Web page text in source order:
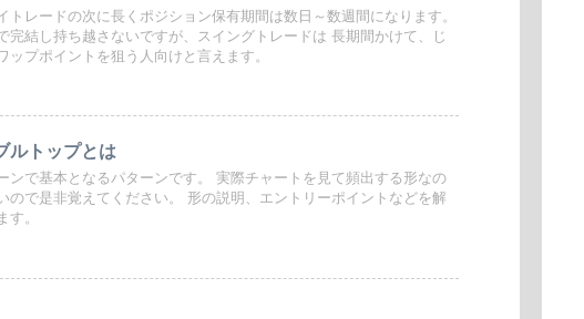
トレードの次に長くポジション保有期間は数日～数週間になります。
持ち越さないですが、スイングトレードは 長期間かけて、じ
ップポイントを狙う人向けと言えます。
トップとは
パターンです。 実際チャートを見て頻出する形なの
さい。 形の説明、エントリーポイントなどを解
す。